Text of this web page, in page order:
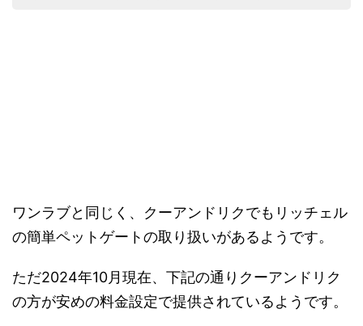
ワンラブと同じく、クーアンドリクでもリッチェル
の簡単ペットゲートの取り扱いがあるようです。
ただ2024年10月現在、下記の通りクーアンドリク
の方が安めの料金設定で提供されているようです。